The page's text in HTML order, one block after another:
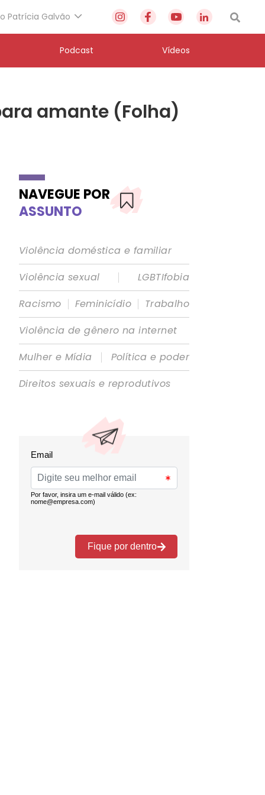
Patrícia Galvão
Podcast Vídeos
amante (Folha)
NAVEGUE POR
ASSUNTO
Violência doméstica e familiar
Violência sexual
|
LGBTIfobia
Racismo | Feminicídio | Trabalho
Violência de gênero na internet
Mulher e Mídia
|
Política e poder
Direitos sexuais e reprodutivos